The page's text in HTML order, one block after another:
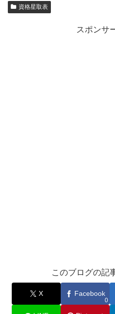
資格星取表
スポンサ
このブログの記
X Facebook
0